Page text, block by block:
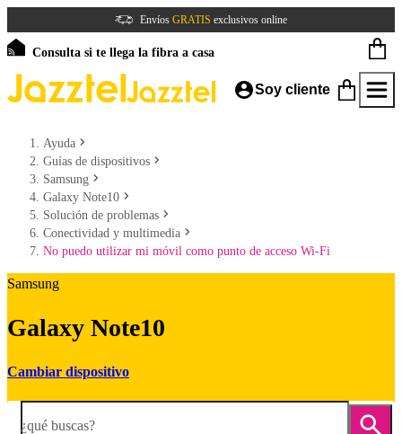
Envíos GRATIS exclusivos online
Consulta si te llega la fibra a casa
Soy cliente
Ayuda
Guías de dispositivos
Samsung
Galaxy Note10
Solución de problemas
Conectividad y multimedia
No puedo utilizar mi móvil como punto de acceso Wi-Fi
Samsung
Galaxy Note10
Cambiar dispositivo
¿qué buscas?